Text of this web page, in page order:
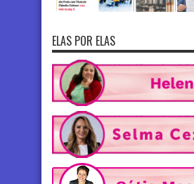
ELAS POR ELAS